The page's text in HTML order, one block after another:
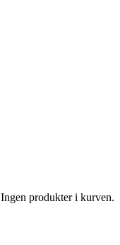
Ingen produkter i kurven.